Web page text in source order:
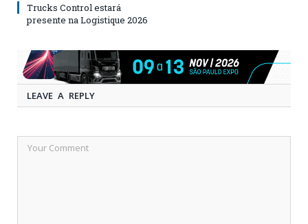
Trucks Control estará
presente na Logistique 2026
LEAVE A REPLY